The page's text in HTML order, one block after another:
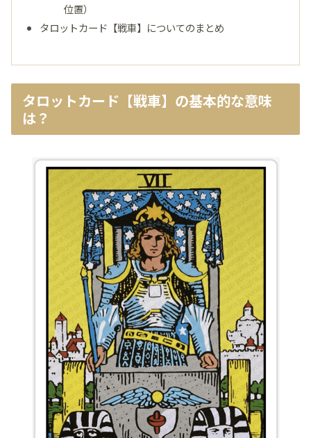
位置）
タロットカード【戦車】についてのまとめ
タロットカード【戦車】の基本的な意味
は？